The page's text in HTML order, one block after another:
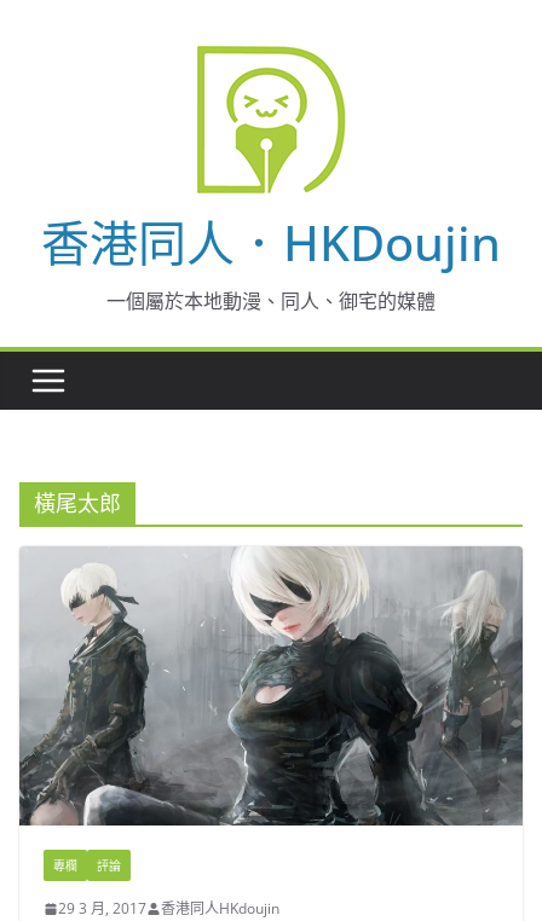
香港同人．HKDoujin
一個屬於本地動漫、同人、御宅的媒體
橫尾太郎
專欄 評論
29 3 月, 2017 香港同人HKdoujin